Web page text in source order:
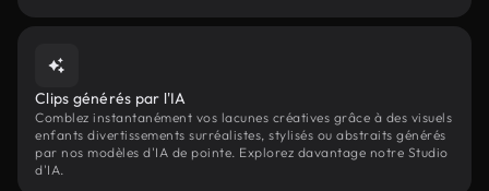
Clips générés par l'IA
Comblez instantanément vos lacunes créatives grâce à des visuels
enfants divertissements surréalistes, stylisés ou abstraits générés
par nos modèles d'IA de pointe. Explorez davantage notre Studio
d'IA.